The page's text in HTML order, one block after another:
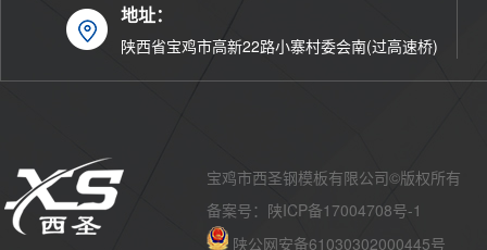
宝鸡联系我们
地址：
陕西省宝鸡市高新22路小寨村委会南(过高速桥)
宝鸡市西圣钢模板有限公司©版权所有
备案号： 陕ICP备17004708号-1
陕公网安备61030302000445号